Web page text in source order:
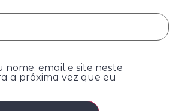
nome, email e site neste
a próxima vez que eu